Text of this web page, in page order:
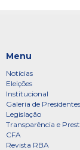
Menu
Notícias
Eleições
Institucional
Galeria de Presidentes
Legislação
Transparência e
CFA
Revista RBA